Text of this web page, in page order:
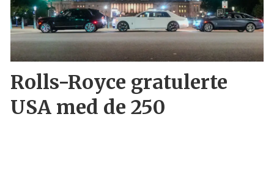
Rolls-Royce gratulerte
USA med de 250